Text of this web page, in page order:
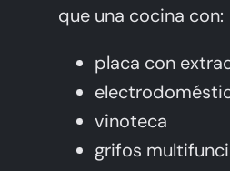
que una cocina con:
placa con
vinoteca
grifos